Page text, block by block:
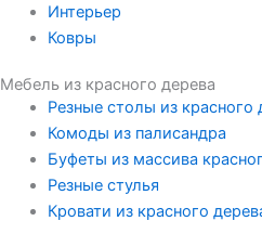
Интерьер
Ковры
Мебель из красного дерева
Резные столы из красного
Комоды из палисандра
Буфеты из массива
Резные стулья
Кровати из красного